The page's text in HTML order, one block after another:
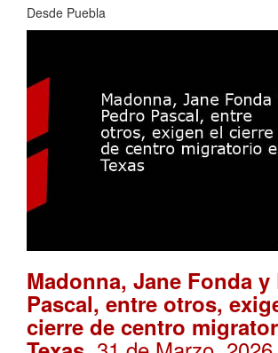
Desde Puebla
Madonna, Jane Fonda y
Pascal, entre otros,
cierre de centro